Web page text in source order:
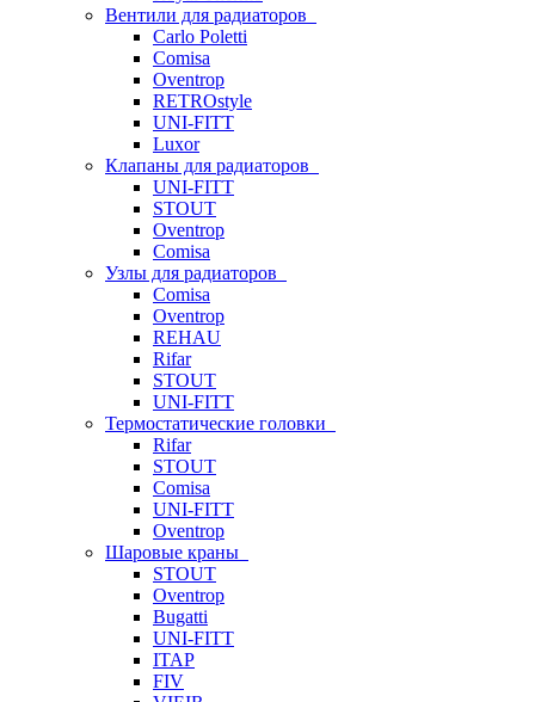
Вентили для радиаторов
Carlo Poletti
Comisa
Oventrop
RETROstyle
UNI-FITT
Luxor
Клапаны для радиаторов
UNI-FITT
STOUT
Oventrop
Comisa
Узлы для радиаторов
Comisa
Oventrop
REHAU
Rifar
STOUT
UNI-FITT
Термостатические головки
Rifar
STOUT
Comisa
UNI-FITT
Oventrop
Шаровые краны
STOUT
Oventrop
Bugatti
UNI-FITT
ITAP
FIV